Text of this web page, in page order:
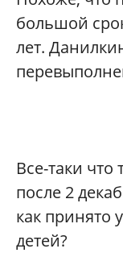
большой
лет.
Все-таки что
после 2
как принято
детей?